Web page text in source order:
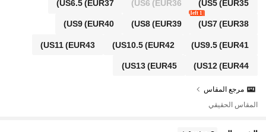
US5(EUR35)
US6 (EUR36)
US6.5(EUR37)
US7(EUR38)
1 left
US8(EUR39)
US9(EUR40)
US9.5(EUR41)
US10.5(EUR42)
US11(EUR43)
US12(EUR44)
US13(EUR45)
مرجع المقاس
المقاس الحقيقي